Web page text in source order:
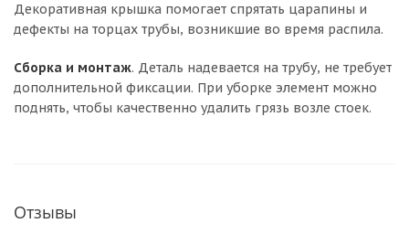
Декоративная крышка помогает спрятать царапины и
дефекты на торцах трубы, возникшие во время распила.
Сборка и монтаж. Деталь надевается на трубу, не требует
дополнительной фиксации. При уборке элемент можно
поднять, чтобы качественно удалить грязь возле стоек.
Отзывы